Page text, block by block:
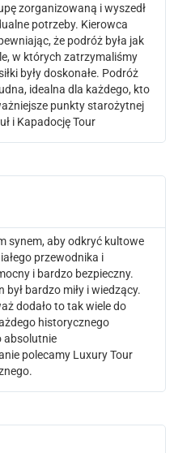
zorganizowaną i wyszedł
potrzeby. Kierowca
że podróż była jak
w których zatrzymaliśmy
były doskonałe. Podróż
idealna dla każdego, kto
punkty starożytnej
i Kapadocję Tour
synem, aby odkryć kultowe
przewodnika i
i bardzo bezpieczny.
bardzo miły i wiedzący.
dodało to tak wiele do
historycznego
absolutnie
polecamy Luxury Tour